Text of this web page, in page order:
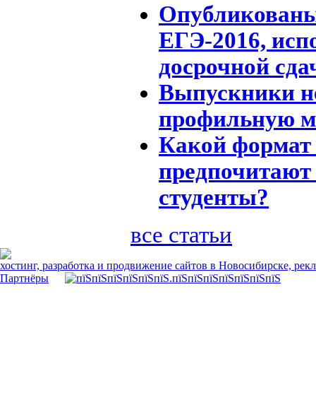
ЕГЭ-2016,
досрочной
Выпускники
профильную
Какой формат
студенты?
все статьи
хостинг, разработка и продвижение сайтов в Новосибирске,
Партнёры